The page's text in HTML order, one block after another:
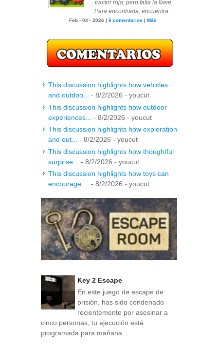
tractor rojo, pero falta la llave.
Para encontrarla, encuentra...
Feb - 04 - 2026 | 6 comentarios | Más
This discussion highlights how vehicles
and outdoo... - 8/2/2026 - youcut
This discussion highlights how outdoor
experiences...
- 8/2/2026 - youcut
This discussion highlights how exploration
and out... - 8/2/2026 - youcut
This discussion highlights how thoughtful
surprise...
- 8/2/2026 - youcut
This discussion highlights how toys can
encourage ... - 8/2/2026 - youcut
Key 2 Escape
En este juego de escape de
prisión, has sido condenado
recientemente por asesinar a
cinco personas, tu ejecución está
programada para mañana...